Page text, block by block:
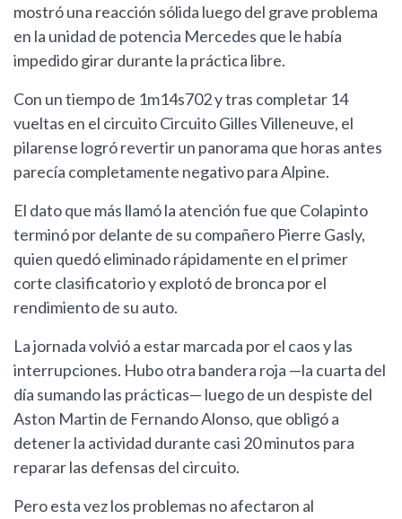
mostró una reacción sólida luego del grave problema
en la unidad de potencia Mercedes que le había
impedido girar durante la práctica libre.
Con un tiempo de 1m14s702 y tras completar 14
vueltas en el circuito Circuito Gilles Villeneuve, el
pilarense logró revertir un panorama que horas antes
parecía completamente negativo para Alpine.
El dato que más llamó la atención fue que Colapinto
terminó por delante de su compañero Pierre Gasly,
quien quedó eliminado rápidamente en el primer
corte clasificatorio y explotó de bronca por el
rendimiento de su auto.
La jornada volvió a estar marcada por el caos y las
interrupciones. Hubo otra bandera roja —la cuarta del
día sumando las prácticas— luego de un despiste del
Aston Martin de Fernando Alonso, que obligó a
detener la actividad durante casi 20 minutos para
reparar las defensas del circuito.
Pero esta vez los problemas no afectaron al